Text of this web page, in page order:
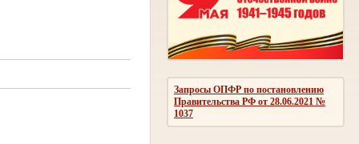
Запросы ОПФР по постановлению
Правительства РФ от 28.06.2021 №
1037